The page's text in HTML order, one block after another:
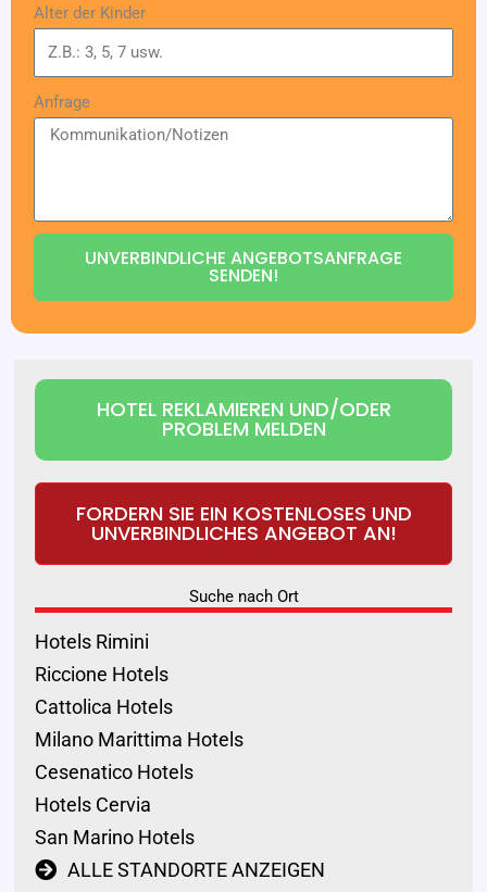
Alter der Kinder
Anfrage
UNVERBINDLICHE ANGEBOTSANFRAGE
SENDEN!
HOTEL REKLAMIEREN UND/ODER
PROBLEM MELDEN
FORDERN SIE EIN KOSTENLOSES UND
UNVERBINDLICHES ANGEBOT AN!
Suche nach Ort
Hotels Rimini
Riccione Hotels
Cattolica Hotels
Milano Marittima Hotels
Cesenatico Hotels
Hotels Cervia
San Marino Hotels
ALLE STANDORTE ANZEIGEN